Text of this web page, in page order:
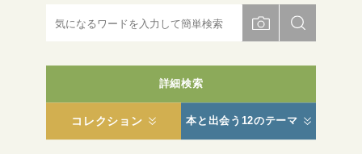
詳細検索
コレクション 本と出会う12のテーマ